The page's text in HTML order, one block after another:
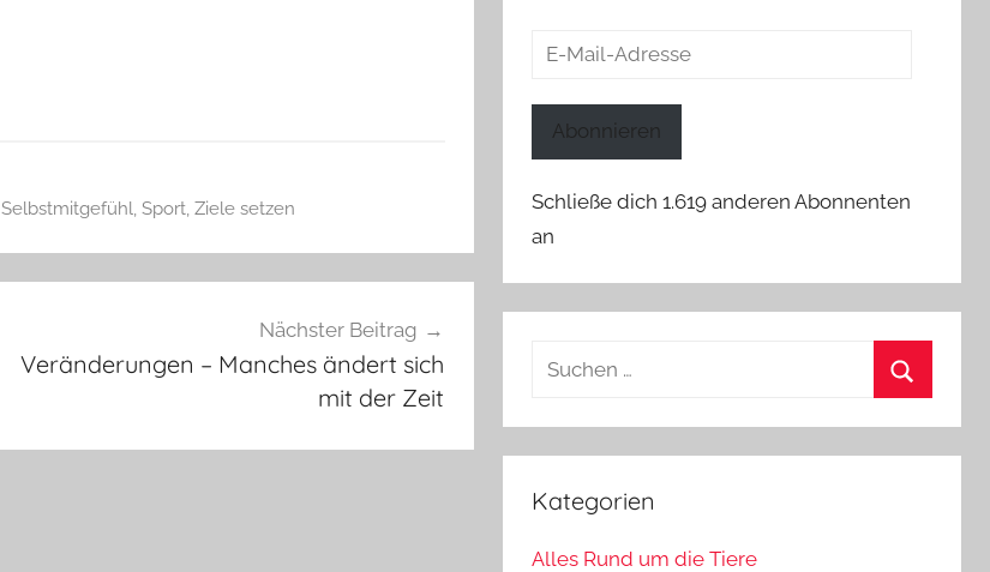
Selbstmitgefühl, Sport, Ziele setzen
Nächster Beitrag
Veränderungen – Manches ändert sich
mit der Zeit
E-
Abonnieren
Schließe dich 1.619 anderen Abonnenten
an
Suchen
Kategorien
Alles Rund um die Tiere